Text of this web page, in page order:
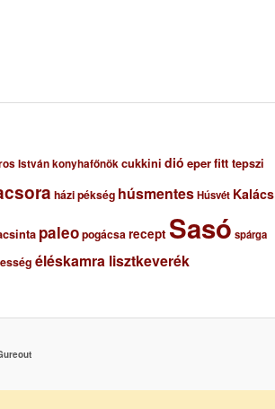
István konyhafőnökcukkini dió eperfitt tepszi
házi pékség húsmentesHúsvét Kalács
paleopogácsarecept Sasó spárga
éléskamra lisztkeverék